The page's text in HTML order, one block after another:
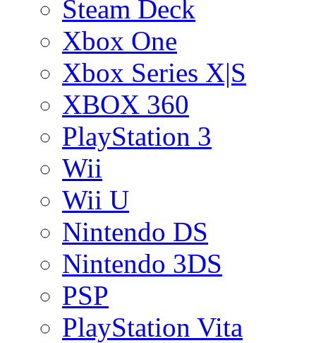
Steam Deck
Xbox One
Xbox Series X|S
XBOX 360
PlayStation 3
Wii
Wii U
Nintendo DS
Nintendo 3DS
PSP
PlayStation Vita